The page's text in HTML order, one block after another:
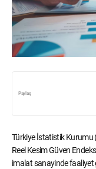
Paylaş
Türkiye İstatistik Kurumu
Reel Kesim Güven
imalat sanayinde faaliyet